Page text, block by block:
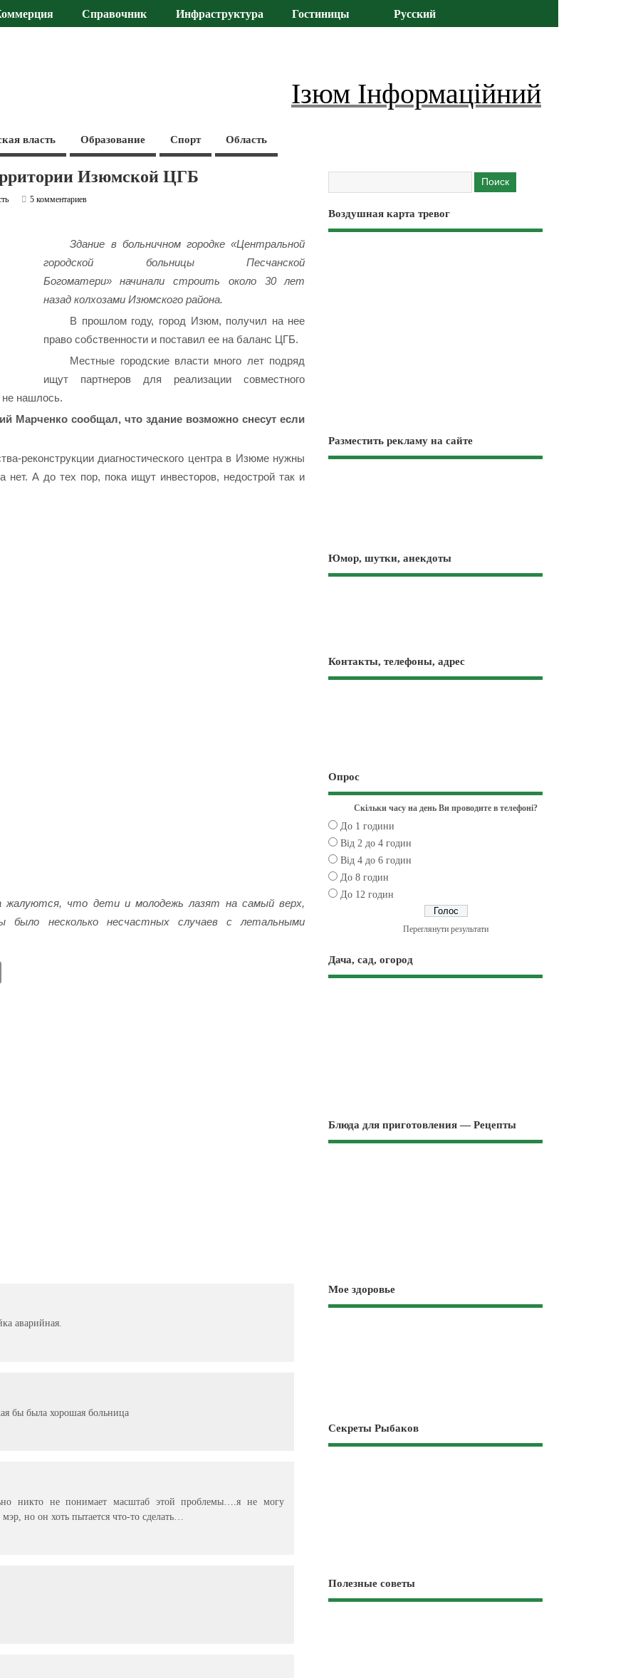
Справочник Инфраструктура Гостиницы Русский
Ізюм Інформаційний
власть Образование Спорт Область
Изюмской ЦГБ
5 комментариев
Здание в больничном городке «Центральной
городской больницы Песчанской
Богоматери»начинали строить около 30 лет
назад колхозами Изюмского района.
В прошлом году, город Изюм, получил на нее
право собственности и поставил ее на баланс ЦГБ.
Местные городские власти много лет подряд
ищут партнеров для реализации совместного
нашлось.
Марченко сообщал, что здание возможно снесут если
реконструкции диагностического центра в Изюме нужны
нет. А до тех пор, пока ищут инвесторов, недострой так и
что дети и молодежь лазят на самый верх,
несколько несчастных случаев с летальными
аварийная.
бы была хорошая больница
никто не понимает масштаб этой проблемы….я не могу
но он хоть пытается что-то сделать…
Воздушная карта тревог
Разместить рекламу на сайте
Юмор, шутки, анекдоты
Контакты, телефоны, адрес
Опрос
Скільки часу на день Ви проводите в телефоні?
До 1 години
Від 2 до 4 годин
Від 4 до 6 годин
До 8 годин
До 12 годин
Переглянути результати
Дача, сад, огород
Блюда для приготовления — Рецепты
Мое здоровье
Секреты Рыбаков
Полезные советы